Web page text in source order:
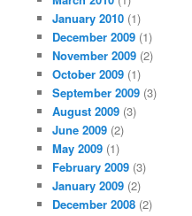
January 2010 (1)
December 2009 (1)
November 2009 (2)
October 2009 (1)
September 2009 (3)
August 2009 (3)
June 2009 (2)
May 2009 (1)
February 2009 (3)
January 2009 (2)
December 2008 (2)